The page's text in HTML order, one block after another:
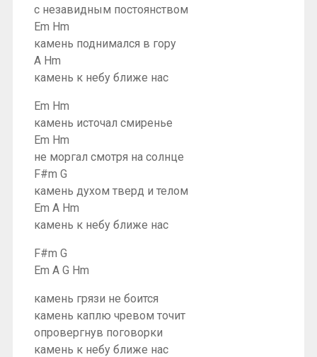
с незавидным постоянством
Em Hm
камень поднимался в гору
A Hm
камень к небу ближе нас
Em Hm
камень источал смиренье
Em Hm
не моргал смотря на солнце
F#m G
камень духом тверд и телом
Em A Hm
камень к небу ближе нас
F#m G
Em A G Hm
камень грязи не боится
камень каплю чревом точит
опровергнув поговорки
камень к небу ближе нас